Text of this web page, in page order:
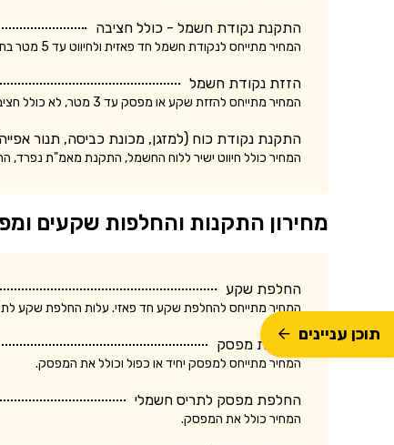
התקנת נקודת חשמל - כולל חציבה
המחיר מתייחס לנקודת חשמל חד פאזית ולחיווט עד 5 מטר בתוך הקיר. עלות התקנת נקודת חשמל תלת פאזית עשויה להתייקר בכ- 20%-30%.
הזזת נקודת חשמל
המחיר מתייחס להזזת שקע או מפסק עד 3 מטר, לא כולל חציבה. עלות הזזת נקודת חשמל כולל חציבה עשויה להתייקר בכ- 20%.
התקנת נקודת כוח (למזגן, מכונת כביסה, תנור
המחיר כולל חיווט ישיר ללוח החשמל, התקנת מאמ"ת
מחירון התקנות והחלפות שקעים
החלפת שקע
המחיר מתייחס להחלפת שקע חד פאזי. עלות החלפת שקע לתל
החלפת מפסק
המחיר מתייחס למפסק יחיד או כפול וכולל את המפסק.
החלפת מפסק לתריס חשמלי
המחיר כולל את המפסק.
תוכן עניינים